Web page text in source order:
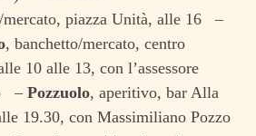
mercato, piazza Unità, alle 16 –
, banchetto/mercato, centro
10 alle 13, con l’assessore
– Pozzuolo, aperitivo, bar Alla
19.30, con Massimiliano Pozzo